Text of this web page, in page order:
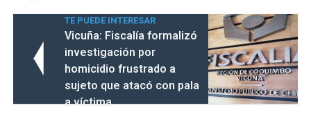
TE PUEDE INTERESAR
Vicuña: Fiscalía formalizó
investigación por
homicidio frustrado a
sujeto que atacó con pala
a víctima